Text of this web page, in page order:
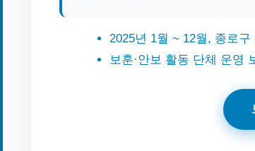
2025년 1월 ~ 12월, 종로
보훈·안보 활동 단체 운영